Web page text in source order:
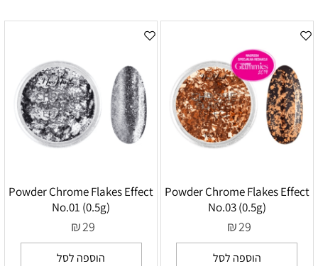
Powder Chrome Flakes Effect
No.03 (0.5g)
₪29
הוספה לסל
Powder Chrome Flakes Effect
No.01 (0.5g)
₪29
הוספה לסל